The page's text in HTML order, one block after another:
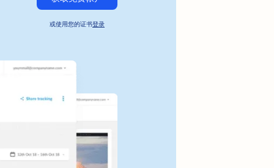
或使用您的证书登录